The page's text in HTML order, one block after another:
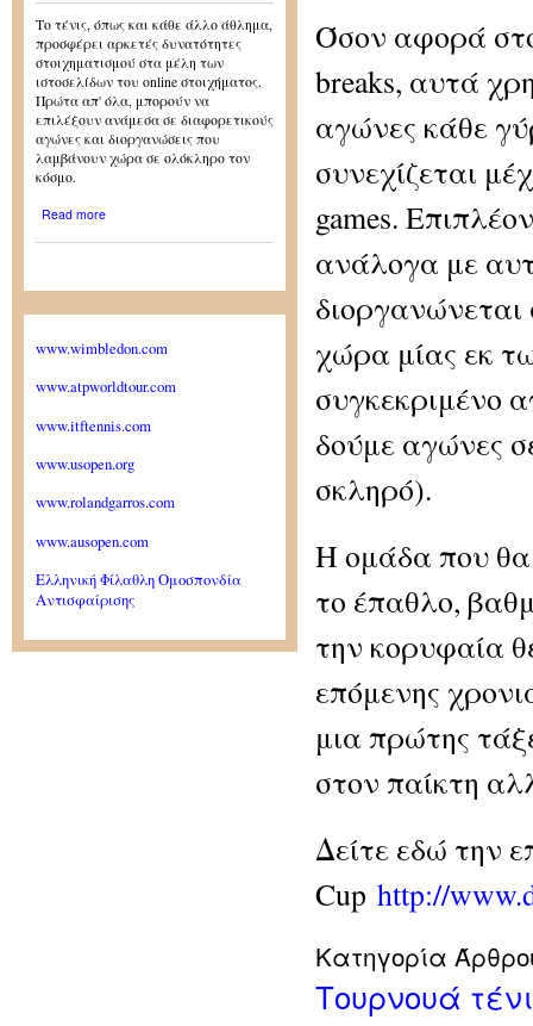
Όσον αφορά
breaks, αυτά
αγώνες κάθε
συνεχίζεται
games.
ανάλογα με
χώρα μίας εκ
συγκεκριμένο
δούμε αγώνες
σκληρό).
Η ομάδα που θα
το έπαθλο,
την κορυφαία
επόμενης
μια πρώτης
στον παίκτη
Δείτε εδώ την
Cup http://
Κατηγορία
Τουρνουά
Το τένις, όπως και κάθε άλλο άθλημα,
προσφέρει αρκετές δυνατότητες
στοιχηματισμού στα μέλη των
ιστοσελίδων του online στοιχήματος.
Πρώτα απ' όλα, μπορούν να
επιλέξουν ανάμεσα σε διαφορετικούς
αγώνες και διοργανώσεις που
λαμβάνουν χώρα σε ολόκληρο τον
κόσμο.
Read more
www.wimbledon.com
www.atpworldtour.com
www.itftennis.com
www.usopen.org
www.rolandgarros.com
www.ausopen.com
Ελληνική Φίλαθλη Ομοσπονδία
Αντισφαίρισης